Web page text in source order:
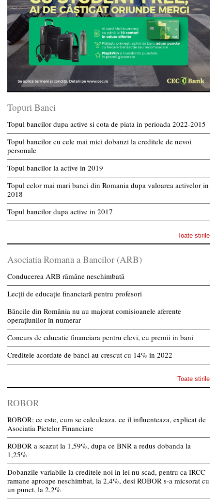
Topuri Banci
Topul bancilor dupa active si cota de piata in perioada 2022-2015
Topul bancilor cu cele mai mici dobanzi la creditele de nevoi
personale
Topul bancilor la active in 2019
Topul celor mai mari banci din Romania dupa valoarea activelor in
2018
Topul bancilor dupa active in 2017
Toate stirile
Asociatia Romana a Bancilor (ARB)
Conducerea ARB rămâne neschimbată
Lecții de educație financiară pentru profesori
Băncile din România nu au majorat comisioanele aferente
operațiunilor în numerar
Concurs de educatie financiara pentru elevi, cu premii in bani
Creditele acordate de banci au crescut cu 14% in 2022
Toate stirile
ROBOR
ROBOR: ce este, cum se calculeaza, ce il influenteaza, explicat de
Asociatia Pietelor Financiare
ROBOR a scazut la 1,59%, dupa ce BNR a redus dobanda la
1,25%
Dobanzile variabile la creditele noi in lei nu scad, pentru ca IRCC
ramane aproape neschimbat, la 2,4%, desi ROBOR s-a micsorat cu
un punct, la 2,2%